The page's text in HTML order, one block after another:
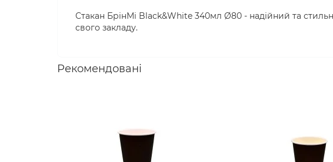
Стакан БрінМі Black&White 340мл Ø80 - надійний та
свого закладу.
Рекомендовані